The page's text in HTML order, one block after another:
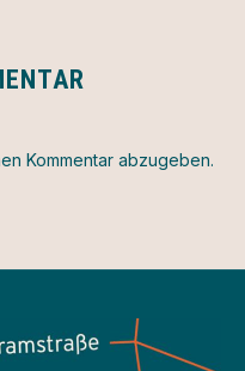
Kommentar abzugeben.